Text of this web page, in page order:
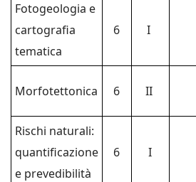
Fotogeologia e
cartografia
tematica
6 I
Morfotettonica 6 II
Rischi naturali:
quantificazione
e prevedibilità
6 I